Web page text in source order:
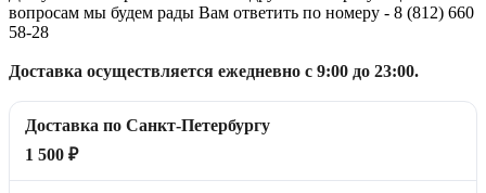
вопросам мы будем рады Вам ответить по номеру - 8 (812) 660
58-28
Доставка осуществляется ежедневно с 9:00 до 23:00.
Доставка по Санкт-Петербургу
1 500 ₽